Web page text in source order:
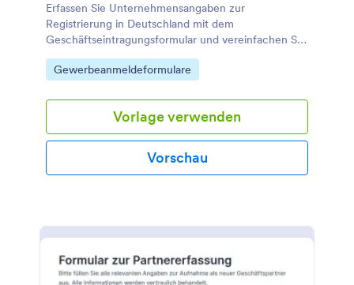
Erfassen Sie Unternehmensangaben zur
Registrierung in Deutschland mit dem
Geschäftseintragungsformular und vereinfachen Sie
Datensammlung und Formularantworten für
Gründungen, Beratungen und Büroteams in
Go to Category:
Gewerbeanmeldeformulare
Vorlage verwenden
Vorschau